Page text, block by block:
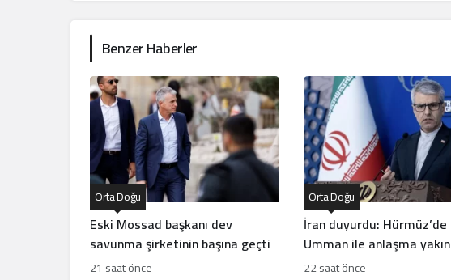
Benzer Haberler
Eski Mossad başkanı dev
savunma şirketinin başına geçti
Orta Doğu
21 saat önce
İran duyurdu: Hürmüz’de
Umman ile anlaşma yakın
Orta Doğu
22 saat önce